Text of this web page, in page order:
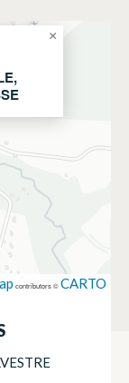
×
contributors ©CARTO